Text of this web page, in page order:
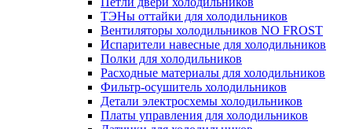
ТЭНы оттайки для холодильников
Вентиляторы холодильников NO FROST
Испарители навесные для холодильников
Полки для холодильников
Расходные материалы для холодильников
Фильтр-осушитель холодильников
Детали электросхемы холодильников
Платы управления для холодильников